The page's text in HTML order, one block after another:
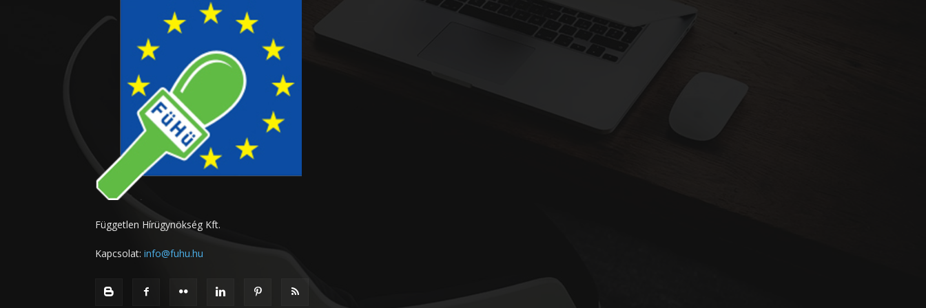
Független Hírügynökség Kft.
Kapcsolat: info@fuhu.hu